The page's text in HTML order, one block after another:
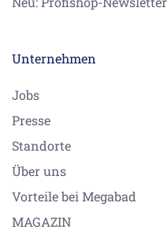
Unternehmen
Jobs
Presse
Standorte
Über uns
Vorteile bei Megabad
MAGAZIN